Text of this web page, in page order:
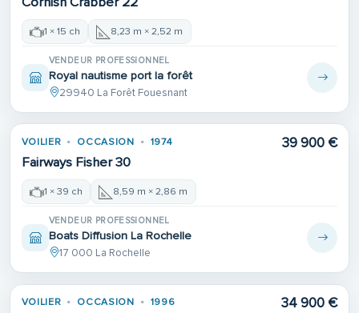
1 × 15 ch 8,23 m × 2,52 m
VENDEUR PROFESSIONNEL
Royal nautisme port la forêt
29940 La Forêt Fouesnant
VOILIER OCCASION 1974
Fairways Fisher 30
39 900 €
1 × 39 ch 8,59 m × 2,86 m
VENDEUR PROFESSIONNEL
Boats Diffusion La Rochelle
17 000 La Rochelle
VOILIER OCCASION 1996 34 900 €